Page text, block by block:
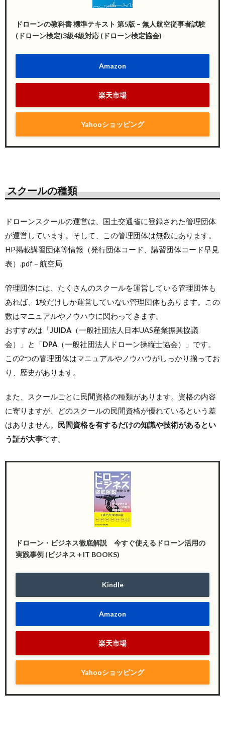
ドローンの教科書 標準テキスト 第5版 – 無人航空従事者試験
(ドローン検定)3級4級対応 (ドローン検定協会)
Amazon
楽天市場
Yahooショッピング
スクールの種類
ドローンスクールの運営は、国土交通省に登録された管理団体
が運営しています。そして、この管理団体は無数にあります。
HP掲載講習団体等情報（発行団体コード、講習団体コード早見
表）.pdf – 航空局
管理団体には、たくさんのスクールを運営している管理団体も
あれば、1校だけしか運営していない管理団体もあります。この
数はマニュアルやノウハウに関わってきます。
おすすめは「JUIDA （一般社団法人日本UAS産業振興協議
会）」と「DPA （一般社団法人ドローン操縦士協会）」です。
この2つの管理団体はマニュアルやノウハウがしっかり揃ってお
り、歴史があります。
また、スクールごとに民間資格の種類があります。資格の内容
に寄りますが、どのスクールの民間資格が優れているという差
はありません。
民間資格を有するだけの知識や技術があるとい
う証が大事です。
ドローン・ビジネス徹底解説 今すぐ使えるドローン活用の
実践事例 (ビジネス＋IT BOOKS)
Kindle
Amazon
楽天市場
Yahooショッピング